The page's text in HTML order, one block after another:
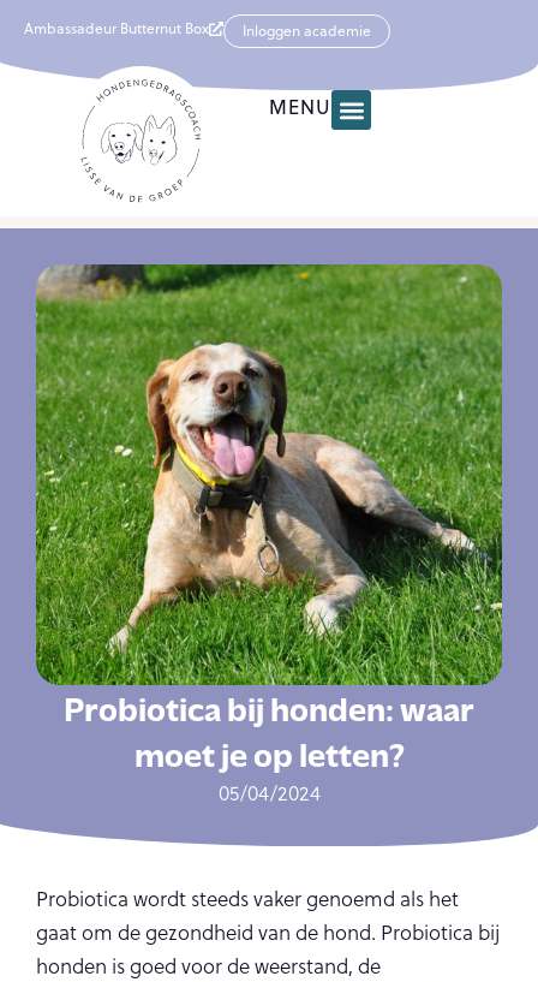
Ambassadeur Butternut Box Inloggen academie
MENU
Probiotica bij honden: waar
moet je op letten?
05/04/2024
Probiotica wordt steeds vaker genoemd als het
gaat om de gezondheid van de hond. Probiotica bij
honden is goed voor de weerstand, de